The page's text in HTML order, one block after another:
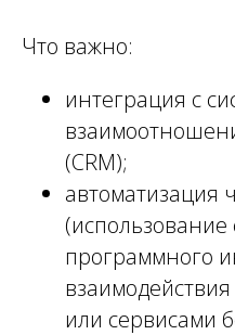
Что важно:
интеграция с
(CRM);
автоматизация
программного
или сервисами